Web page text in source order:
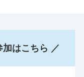
はこちら ／